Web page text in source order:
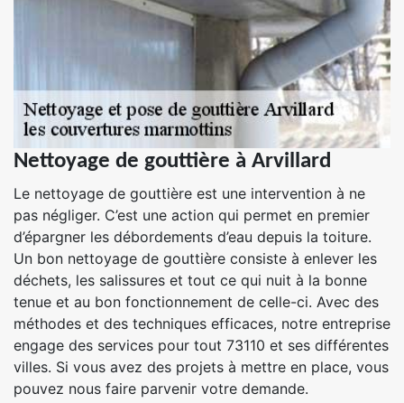
Nettoyage de gouttière à Arvillard
Le nettoyage de gouttière est une intervention à ne
pas négliger. C’est une action qui permet en premier
d’épargner les débordements d’eau depuis la toiture.
Un bon nettoyage de gouttière consiste à enlever les
déchets, les salissures et tout ce qui nuit à la bonne
tenue et au bon fonctionnement de celle-ci. Avec des
méthodes et des techniques efficaces, notre entreprise
engage des services pour tout 73110 et ses différentes
villes. Si vous avez des projets à mettre en place, vous
pouvez nous faire parvenir votre demande.